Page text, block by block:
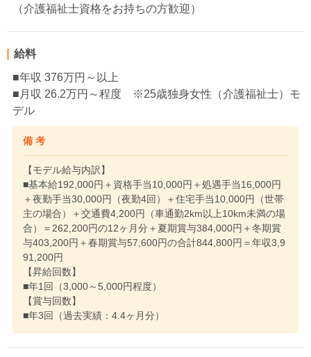
（介護福祉士資格をお持ちの方歓迎）
給料
■年収 376万円～以上
■月収 26.2万円～程度 ※25歳独身女性（介護福祉士）モ
デル
備 考
【モデル給与内訳】
■基本給192,000円＋資格手当10,000円＋処遇手当16,000円
＋夜勤手当30,000円（夜勤4回）＋住宅手当10,000円（世帯
主の場合）＋交通費4,200円（車通勤2km以上10km未満の場
合）＝262,200円の12ヶ月分＋夏期賞与384,000円＋冬期賞
与403,200円＋春期賞与57,600円の合計844,800円＝年収3,9
91,200円
【昇給回数】
■年1回（3,000～5,000円程度）
【賞与回数】
■年3回（過去実績：4.4ヶ月分）